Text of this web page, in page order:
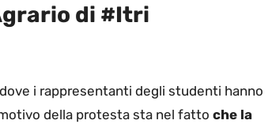
di #Itri
dove i rappresentanti degli studenti hanno
della protesta sta nel fatto che la